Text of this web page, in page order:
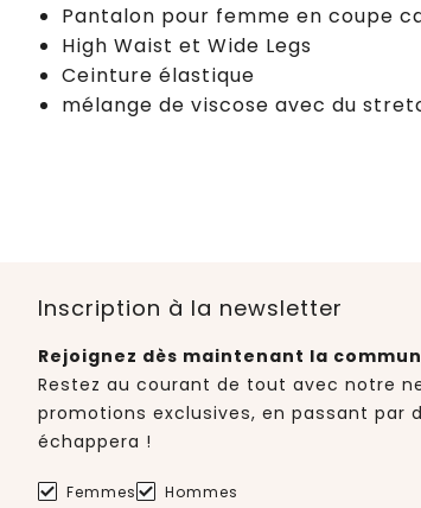
Pantalon pour femme en coupe
High Waist et Wide Legs
Ceinture élastique
mélange de viscose avec du
Inscription à la newsletter
Rejoignez dès maintenant la
Restez au courant de tout avec notre
promotions exclusives, en passant par
échappera !
Femmes Hommes